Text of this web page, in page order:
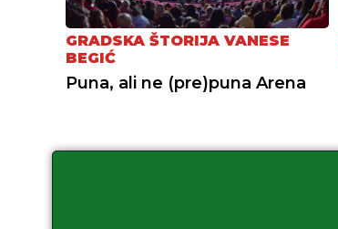
GRADSKA ŠTORIJA VANESE
BEGIĆ
Puna, ali ne (pre)puna Arena